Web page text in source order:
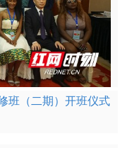
班（二期）开班仪式